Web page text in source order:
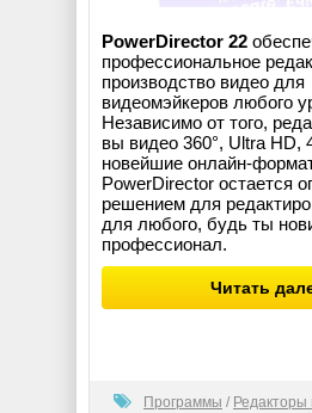
PowerDirector 22
профессиональное
производство видео для
видеомэйкеров любого
Независимо от того,
вы видео 360°, Ultra HD,
новейшие онлайн-
PowerDirector остается
решением для
для любого, будь ты
профессионал.
Читать
Программы / Редакторы